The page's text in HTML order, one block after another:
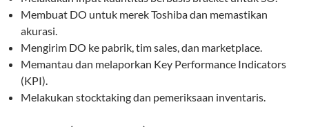
Membuat DO untuk merek Toshiba dan memastikan
akurasi.
Mengirim DO ke pabrik, tim sales, dan marketplace.
Memantau dan melaporkan Key Performance Indicators
(KPI).
Melakukan stocktaking dan pemeriksaan inventaris.